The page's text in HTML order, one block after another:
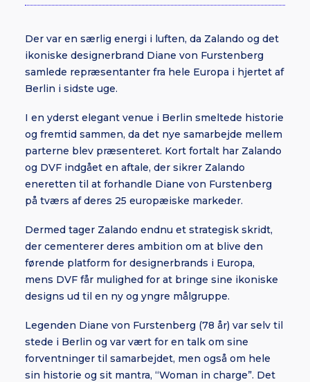
Der var en særlig energi i luften, da Zalando og det
ikoniske designerbrand Diane von Furstenberg
samlede repræsentanter fra hele Europa i hjertet af
Berlin i sidste uge.
I en yderst elegant venue i Berlin smeltede historie
og fremtid sammen, da det nye samarbejde mellem
parterne blev præsenteret. Kort fortalt har Zalando
og DVF indgået en aftale, der sikrer Zalando
eneretten til at forhandle Diane von Furstenberg
på tværs af deres 25 europæiske markeder.
Dermed tager Zalando endnu et strategisk skridt,
der cementerer deres ambition om at blive den
førende platform for designerbrands i Europa,
mens DVF får mulighed for at bringe sine ikoniske
designs ud til en ny og yngre målgruppe.
Legenden Diane von Furstenberg (78 år) var selv til
stede i Berlin og var vært for en talk om sine
forventninger til samarbejdet, men også om hele
sin historie og sit mantra, “Woman in charge”. Det